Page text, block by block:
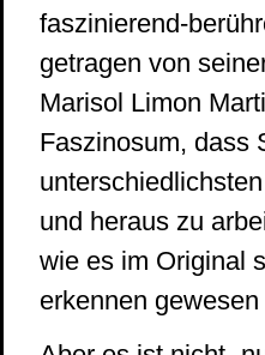
faszinierend-
getragen von
Marisol Limon
Faszinosum, dass
und heraus zu
wie es im Original
erkennen gewesen